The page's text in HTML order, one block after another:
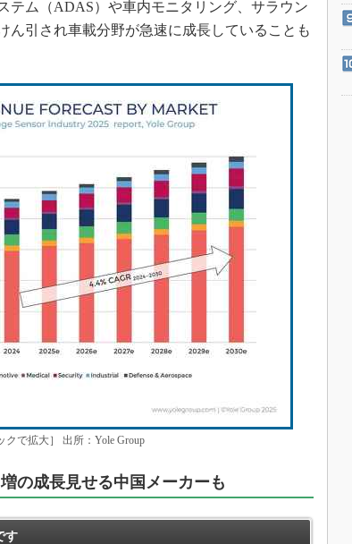
テム（ADAS）や車内モニタリング、サラウン
ん引され車載分野が急速に成長していることも
で拡大］ 出所：Yole Group
の成長見せる中国メーカーも
す